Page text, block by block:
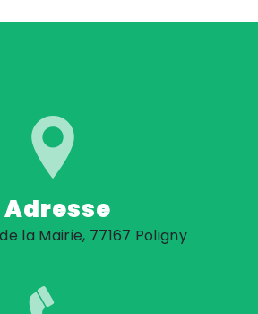
Adresse
de la Mairie, 77167 Poligny